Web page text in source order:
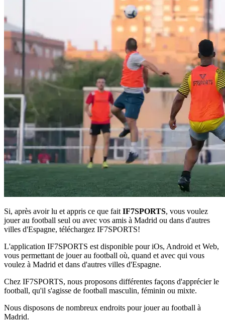
Si, après avoir lu et appris ce que fait IF7SPORTS, vous voulez
jouer au football seul ou avec vos amis à Madrid ou dans d'autres
villes d'Espagne, téléchargez IF7SPORTS!
L'application IF7SPORTS est disponible pour iOs, Android et Web,
vous permettant de jouer au football où, quand et avec qui vous
voulez à Madrid et dans d'autres villes d'Espagne.
Chez IF7SPORTS, nous proposons différentes façons d'apprécier le
football, qu'il s'agisse de football masculin, féminin ou mixte.
Nous disposons de nombreux endroits pour jouer au football à
Madrid.